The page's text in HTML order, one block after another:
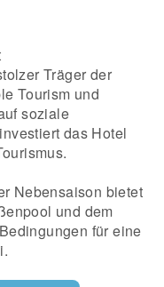
Träger der
Tourism und
soziale
das Hotel
Nebensaison bietet
und dem
für eine